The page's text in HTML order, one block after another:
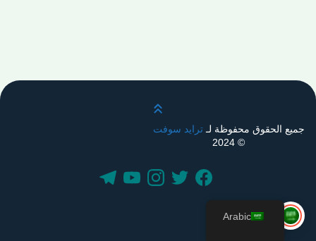
قم بالتمرير لأعلى
جميع الحقوق محفوظة لـترايد سوفت
© 2024
Arabic